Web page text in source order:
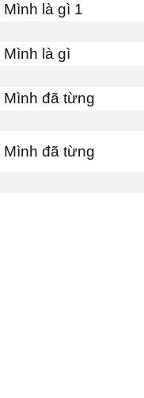
Mình là gì 1
Mình là gì
Mình đã từng
Mình đã từng